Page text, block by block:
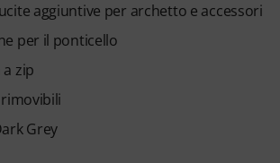
aggiuntive per archetto e accessori
per il ponticello
zip
Grey